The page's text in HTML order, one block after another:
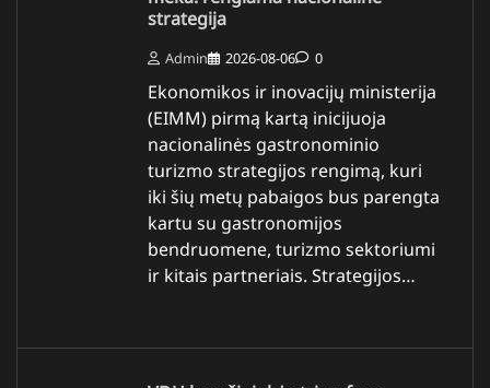
strategija
Admin 2026-08-06 0
Ekonomikos ir inovacijų ministerija
(EIMM) pirmą kartą inicijuoja
nacionalinės gastronominio
turizmo strategijos rengimą, kuri
iki šių metų pabaigos bus parengta
kartu su gastronomijos
bendruomene, turizmo sektoriumi
ir kitais partneriais. Strategijos…